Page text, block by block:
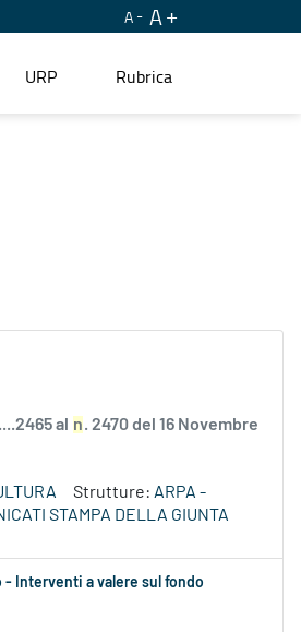
A A
URP Rubrica
....2465 al n. 2470 del 16 Novembre
Strutture: ARPA -
STAMPA DELLA GIUNTA
Interventi a valere sul fondo